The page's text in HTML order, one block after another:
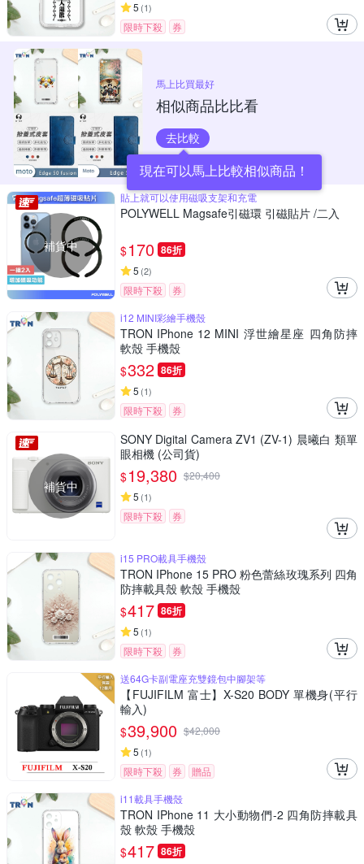
5 (1)
限時下殺 券
馬上比買最好
相似商品比比看
去比較
現在可以馬上比較相似商品！
補貨中
貼上就可以使用磁吸支架和充電
POLYWELL Magsafe引磁環 引磁貼片 /二入
$170 86折
5 (2)
限時下殺
券
i12 MINI彩繪手機殼
TRON IPhone 12 MINI 浮世繪星座 四角防摔
軟殼 手機殼
$332 86折
5 (1)
限時下殺 券
補貨中
SONY Digital Camera ZV1 (ZV-1) 晨曦白 類單
眼相機 (公司貨)
$19,380 $20,400
5 (1)
限時下殺 券
i15 PRO載具手機殼
TRON IPhone 15 PRO 粉色蕾絲玫瑰系列 四角
防摔載具殼 軟殼 手機殼
$417 86折
5 (1)
限時下殺
券
送64G卡副電座充雙鏡包中腳架等
【FUJIFILM 富士】X-S20 BODY 單機身(平行
輸入)
$39,900 $42,000
5 (1)
限時下殺 券
贈品
i11載具手機殼
TRON IPhone 11 大小動物們-2 四角防摔載具
殼 軟殼 手機殼
$417 86折